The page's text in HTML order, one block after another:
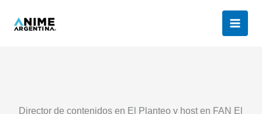
Director de contenidos en El Planteo y host en FAN El